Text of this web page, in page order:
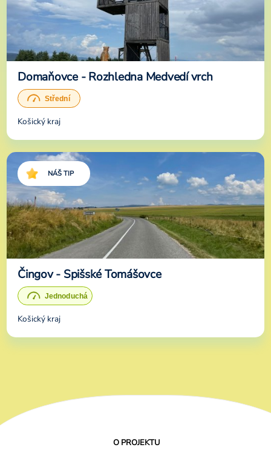
Domaňovce - Rozhledna Medvedí vrch
Košický kraj
NÁŠ TIP
Čingov - Spišské Tomášovce
Košický kraj
O PROJEKTU